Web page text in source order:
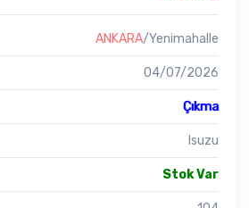
ANKARA/Yenimahalle
04/07/2026
Çıkma
Isuzu
Stok Var